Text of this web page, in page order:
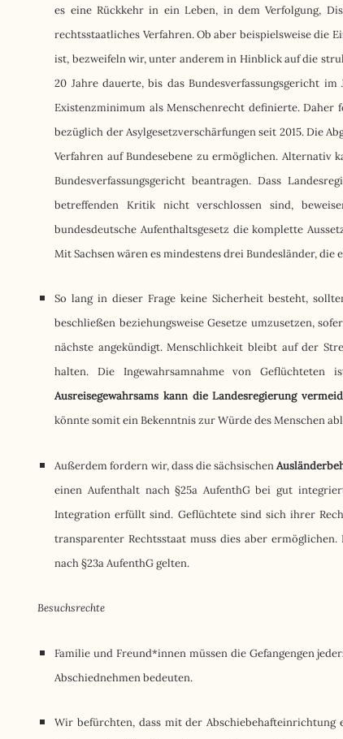
es eine Rückkehr in ein Leben, in dem Verfolgung,
rechtsstaatliches Verfahren. Ob aber beispielsweise die
ist, bezweifeln wir, unter anderem in Hinblick auf die
20 Jahre dauerte, bis das Bundesverfassungsgericht
Existenzminimum als Menschenrecht definierte.
bezüglich der Asylgesetzverschärfungen seit 2015. Die
Verfahren auf Bundesebene zu ermöglichen.
Bundesverfassungsgericht beantragen. Dass
betreffenden Kritik nicht verschlossen sind,
bundesdeutsche Aufenthaltsgesetz die komplette
Mit Sachsen wären es mindestens drei Bundesländer,
So lang in dieser Frage keine Sicherheit besteht,
beschließen beziehungsweise Gesetze umzusetzen,
nächste angekündigt. Menschlichkeit bleibt auf der
halten. Die Ingewahrsamnahme von
Ausreisegewahrsams kann die Landesregierung
könnte somit ein Bekenntnis zur Würde des Menschen
Außerdem fordern wir, dass die sächsischen
einen Aufenthalt nach §25a AufenthG bei gut
Integration erfüllt sind. Geflüchtete sind sich ihrer
transparenter Rechtsstaat muss dies aber
nach §23a AufenthG gelten.
Besuchsrechte
Familie und Freund*innen müssen die Gefangengen
Abschiednehmen bedeuten.
Wir befürchten, dass mit der